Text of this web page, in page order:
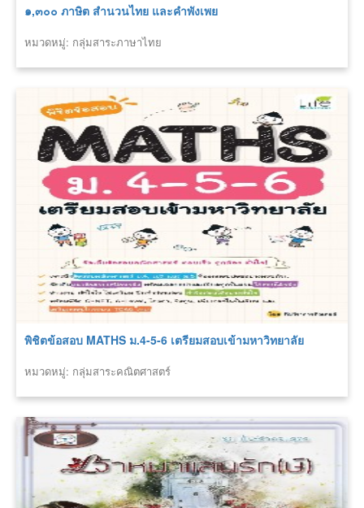
๑,๓๐๐ ภาษิต สำนวนไทย และคำพังเพย
หมวดหมู่: กลุ่มสาระภาษาไทย
พิชิตข้อสอบ MATHS ม.4-5-6 เตรียมสอบเข้ามหาวิทยาลัย
หมวดหมู่: กลุ่มสาระคณิตศาสตร์